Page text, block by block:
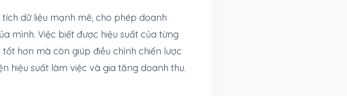
dữ liệu mạnh mẽ, cho phép doanh
mình. Việc biết được hiệu suất của từng
hơn mà còn giúp điều chỉnh chiến lược
hiệu suất làm việc và gia tăng doanh thu.